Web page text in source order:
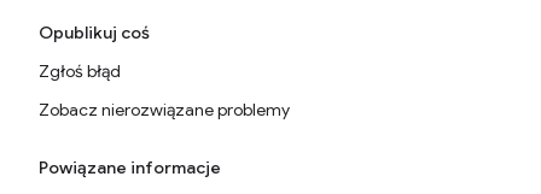
Opublikuj coś
Zgłoś błąd
Zobacz nierozwiązane problemy
Powiązane informacje